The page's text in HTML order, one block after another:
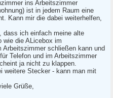
ins Arbeitszimmer
ist in jedem Raum eine
Kann mir die dabei weiterhelfen,
dass ich einfach meine alte
wie die ALicebox im
Arbeitszimmer schließen kann und
Telefon und im Arbeitszimmer
ja nicht zu klappen.
weitere Stecker - kann man mit
Grüße,